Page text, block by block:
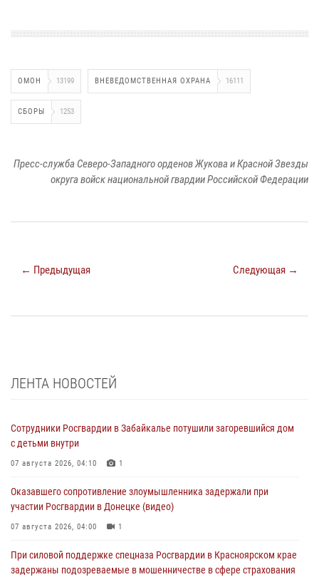
ОМОН 13199 ВНЕВЕДОМСТВЕННАЯ ОХРАНА 16111
СБОРЫ 1253
Пресс-служба Северо-Западного орденов Жукова и Красной Звезды
округа войск национальной гвардии Российской Федерации
← Предыдущая Следующая →
ЛЕНТА НОВОСТЕЙ
Сотрудники Росгвардии в Забайкалье потушили загоревшийся дом
с детьми внутри
07 августа 2026, 04:10 1
Оказавшего сопротивление злоумышленника задержали при
участии Росгвардии в Донецке (видео)
07 августа 2026, 04:00 1
При силовой поддержке спецназа Росгвардии в Красноярском крае
задержаны подозреваемые в мошенничестве в сфере страхования